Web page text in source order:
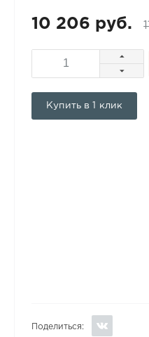
10 206 руб.
Купить в 1 клик
Поделиться: